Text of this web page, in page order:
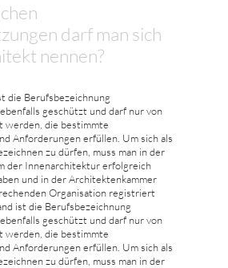
darf man sich
nennen?
die Berufsbezeichnung
geschützt und darf nur von
werden, die bestimmte
Anforderungen erfüllen. Um sich als
zu dürfen, muss man in der
der Innenarchitektur erfolgreich
und in der Architektenkammer
Organisation registriert
ist die Berufsbezeichnung
geschützt und darf nur von
werden, die bestimmte
Anforderungen erfüllen. Um sich als
zu dürfen, muss man in der